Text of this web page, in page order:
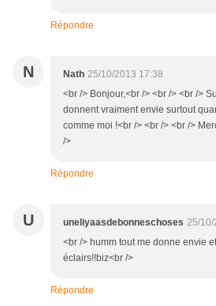
Répondre
N Nath 25/10/2013 17:38
<br /> Bonjour,<br /> <br /> <br />
donnent vraiment envie surtout
comme moi !<br /> <br /> <br />
/>
Répondre
U uneliyaasdebonneschoses 25/10/
<br /> humm tout me donne envie
éclairs!!biz<br />
Répondre